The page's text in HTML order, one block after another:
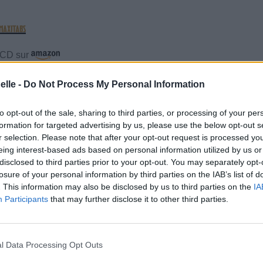
- Do Not Process My Personal Information
opt-out of the sale, sharing to third parties, or processing of your
for targeted advertising by us, please use the below opt-out
selection. Please note that after your opt-out request is processed
interest-based ads based on personal information utilized by us
to third parties prior to your opt-out. You may separately
of your personal information by third parties on the IAB’s list of
This information may also be disclosed by us to third parties on the
Participants that may further disclose it to other third parties.
Data Processing Opt Outs
sur
au meilleur prix sur
Photos Corrections & commentaires